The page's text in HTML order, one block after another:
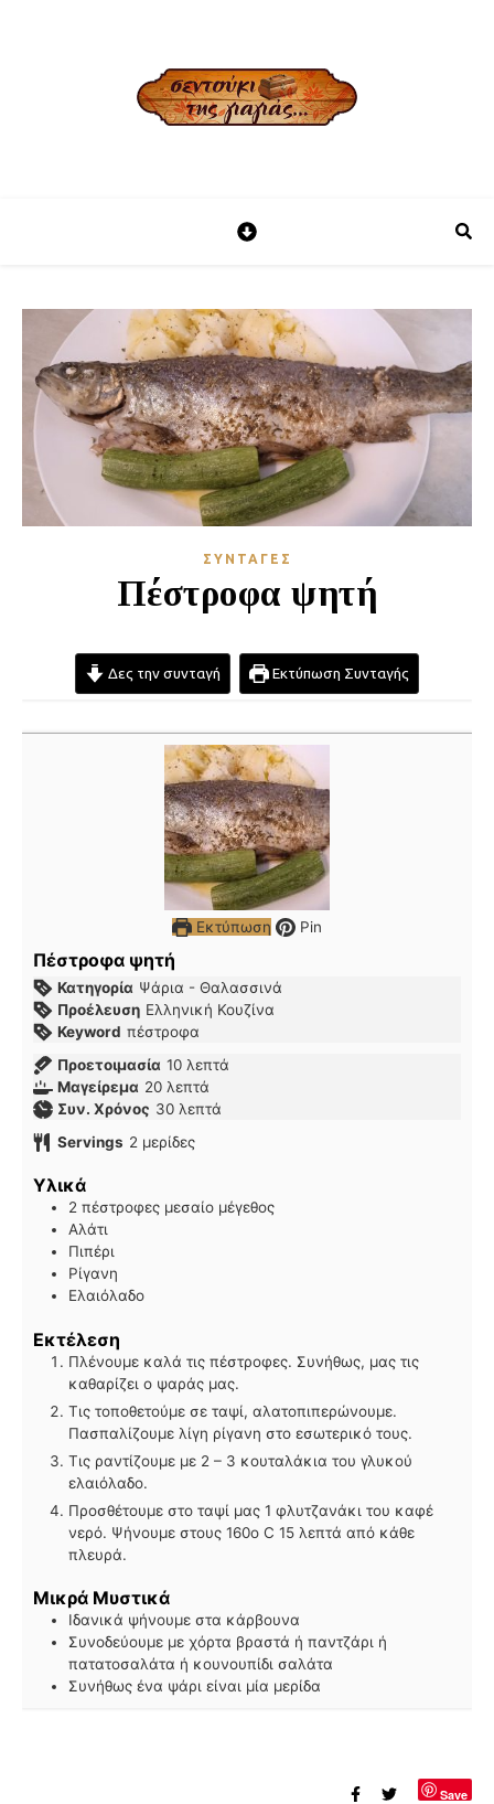
ΣΥΝΤΑΓΈΣ
Πέστροφα ψητή
Δες την συνταγή Εκτύπωση Συνταγής
Εκτύπωση Pin
Πέστροφα ψητή
Κατηγορία Ψάρια - Θαλασσινά
Προέλευση Ελληνική Κουζίνα
Keyword πέστροφα
Προετοιμασία 10λεπτά
λεπτά
Μαγείρεμα 20λεπτά
λεπτά
Συν. Χρόνος 30λεπτά
λεπτά
Servings 2 μερίδες
Υλικά
2 πέστροφες μεσαίο μέγεθος
Αλάτι
Πιπέρι
Ρίγανη
Ελαιόλαδο
Εκτέλεση
Πλένουμε καλά τις πέστροφες. Συνήθως, μας τις
καθαρίζει ο ψαράς μας.
Τις τοποθετούμε σε ταψί, αλατοπιπερώνουμε.
Πασπαλίζουμε λίγη ρίγανη στο εσωτερικό τους.
Τις ραντίζουμε με 2 – 3 κουταλάκια του γλυκού
ελαιόλαδο.
Προσθέτουμε στο ταψί μας 1 φλυτζανάκι του καφέ
νερό. Ψήνουμε στους 160ο C 15 λεπτά από κάθε
πλευρά.
Μικρά Μυστικά
Ιδανικά ψήνουμε στα κάρβουνα
Συνοδεύουμε με χόρτα βραστά ή παντζάρι ή
πατατοσαλάτα ή κουνουπίδι σαλάτα
Συνήθως ένα ψάρι είναι μία μερίδα
Save